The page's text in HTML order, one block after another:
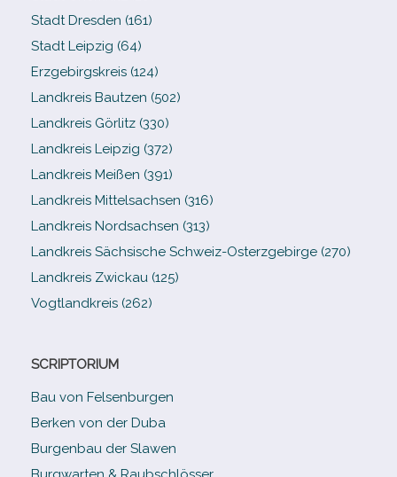
Stadt Dresden (161)
Stadt Leipzig (64)
Erzgebirgskreis (124)
Landkreis Bautzen (502)
Landkreis Görlitz (330)
Landkreis Leipzig (372)
Landkreis Meißen (391)
Landkreis Mittelsachsen (316)
Landkreis Nordsachsen (313)
Landkreis Sächsische Schweiz-​Osterzgebirge (270)
Landkreis Zwickau (125)
Vogtlandkreis (262)
SCRIPTORIUM
Bau von Felsenburgen
Berken von der Duba
Burgenbau der Slawen